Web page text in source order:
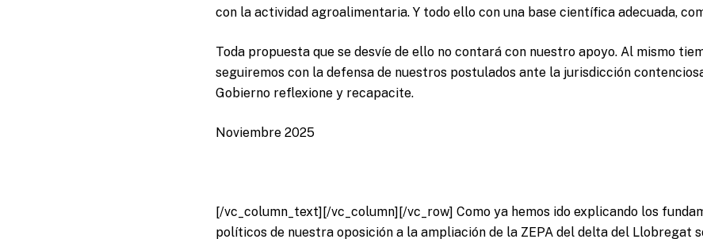
con la actividad agroalimentaria. Y todo ello con una base científica adecuada,
Toda propuesta que se desvíe de ello no contará con nuestro apoyo. Al mismo
seguiremos con la defensa de nuestros postulados ante la jurisdicción
Gobierno reflexione y recapacite.
Noviembre 2025
[/vc_column_text][/vc_column][/vc_row] Como ya hemos ido explicando los
políticos de nuestra oposición a la ampliación de la ZEPA del delta del Llobregat